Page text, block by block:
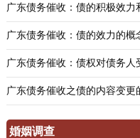
广东债务催收：债的积极效力
广东债务催收：债的效力的概
广东债务催收：债权对债务人
广东债务催收之债的内容变更
婚姻调查